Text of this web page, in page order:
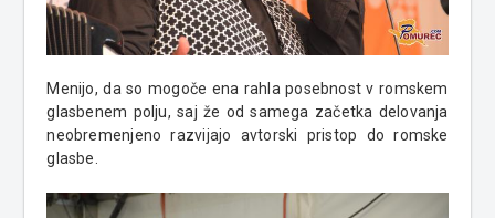
Menijo, da so mogoče ena rahla posebnost v romskem
glasbenem polju, saj že od samega začetka delovanja
neobremenjeno razvijajo avtorski pristop do romske
glasbe.